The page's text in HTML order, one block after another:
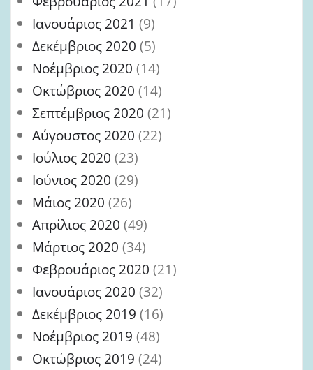
Ιανουάριος 2021 (9)
Δεκέμβριος 2020 (5)
Νοέμβριος 2020 (14)
Οκτώβριος 2020 (14)
Σεπτέμβριος 2020 (21)
Αύγουστος 2020 (22)
Ιούλιος 2020 (23)
Ιούνιος 2020 (29)
Μάιος 2020 (26)
Απρίλιος 2020 (49)
Μάρτιος 2020 (34)
Φεβρουάριος 2020 (21)
Ιανουάριος 2020 (32)
Δεκέμβριος 2019 (16)
Νοέμβριος 2019 (48)
Οκτώβριος 2019 (24)